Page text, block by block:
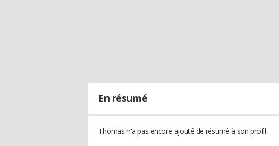
En résumé
Thomas n'a pas encore ajouté de résumé à son profil.